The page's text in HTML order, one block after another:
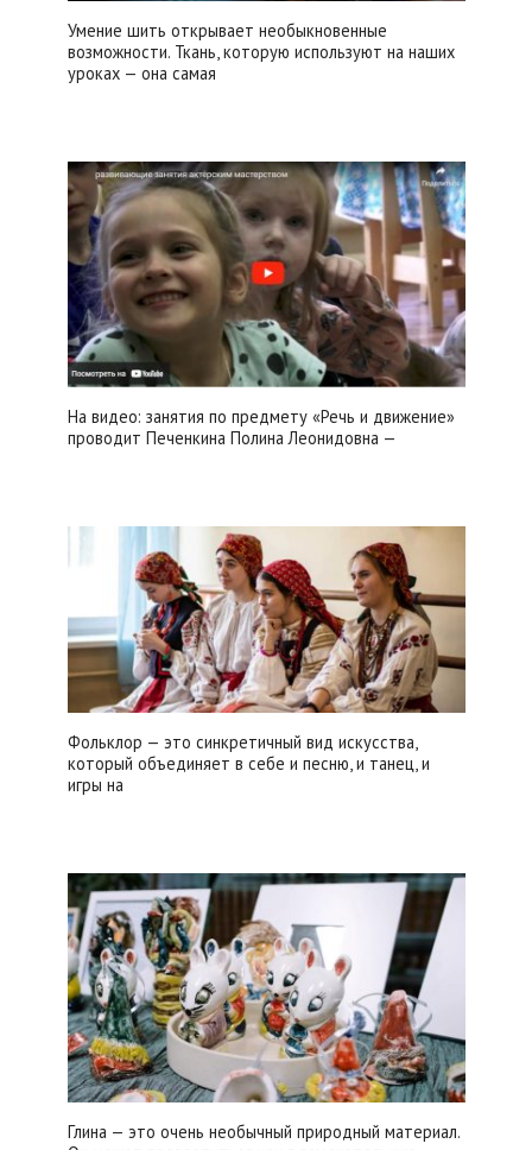
Умение шить открывает необыкновенные
возможности. Ткань, которую используют на наших
уроках — она самая
На видео: занятия по предмету «Речь и движение»
проводит Печенкина Полина Леонидовна —
Фольклор — это синкретичный вид искусства,
который объединяет в себе и песню, и танец, и
игры на
Глина — это очень необычный природный материал.